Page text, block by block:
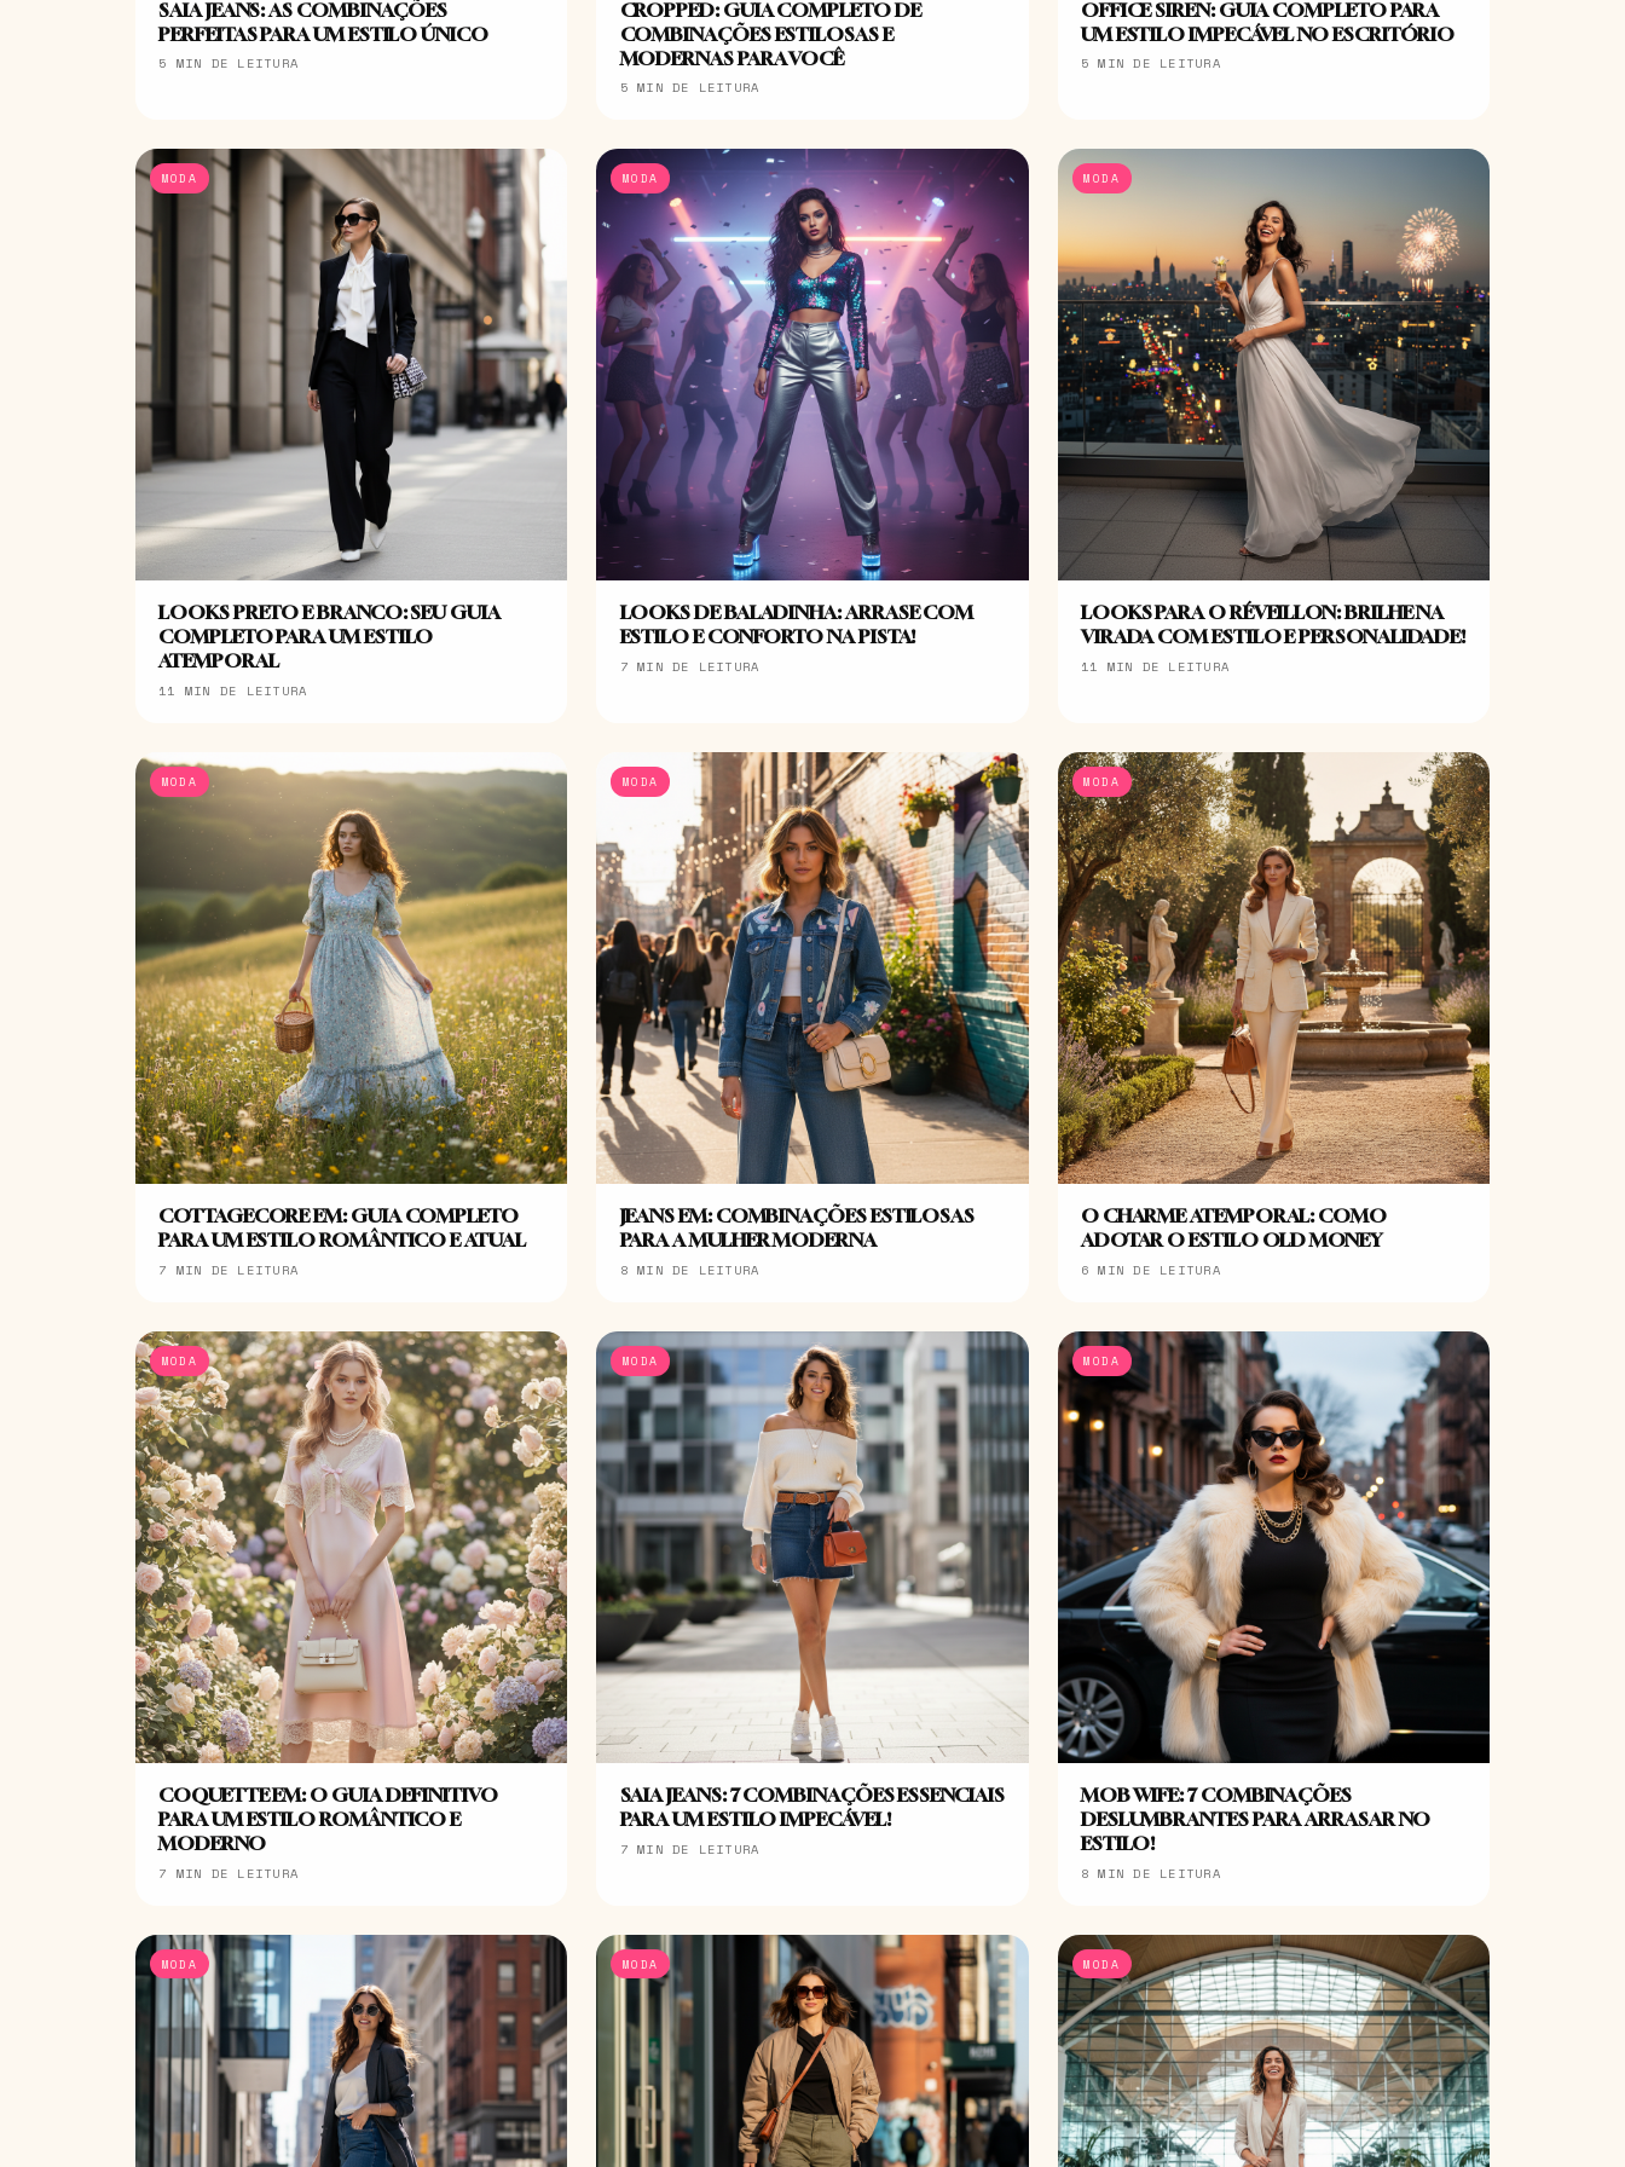
SAIA JEANS: AS COMBINAÇÕES
PERFEITAS PARA UM ESTILO ÚNICO
5 MIN DE LEITURA
CROPPED: GUIA COMPLETO DE
COMBINAÇÕES ESTILOSAS E
MODERNAS PARA VOCÊ
5 MIN DE LEITURA
OFFICE SIREN: GUIA COMPLETO PARA
UM ESTILO IMPECÁVEL NO ESCRITÓRIO
5 MIN DE LEITURA
MODA
LOOKS PRETO E BRANCO: SEU GUIA
COMPLETO PARA UM ESTILO
ATEMPORAL
11 MIN DE LEITURA
MODA
LOOKS DE BALADINHA: ARRASE COM
ESTILO E CONFORTO NA PISTA!
7 MIN DE LEITURA
MODA
LOOKS PARA O RÉVEILLON: BRILHE NA
VIRADA COM ESTILO E PERSONALIDADE!
11 MIN DE LEITURA
MODA
COTTAGECORE EM: GUIA COMPLETO
PARA UM ESTILO ROMÂNTICO E ATUAL
7 MIN DE LEITURA
MODA
JEANS EM: COMBINAÇÕES ESTILOSAS
PARA A MULHER MODERNA
8 MIN DE LEITURA
MODA
O CHARME ATEMPORAL: COMO
ADOTAR O ESTILO OLD MONEY
6 MIN DE LEITURA
MODA
COQUETTE EM: O GUIA DEFINITIVO
PARA UM ESTILO ROMÂNTICO E
MODERNO
7 MIN DE LEITURA
MODA
SAIA JEANS: 7 COMBINAÇÕES ESSENCIAIS
PARA UM ESTILO IMPECÁVEL!
7 MIN DE LEITURA
MODA
MOB WIFE: 7 COMBINAÇÕES
DESLUMBRANTES PARA ARRASAR NO
ESTILO!
8 MIN DE LEITURA
MODA MODA MODA